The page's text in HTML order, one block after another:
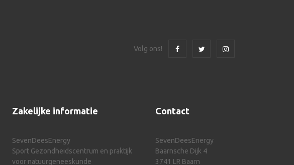
Volg ons!
Zakelijke informatie
SevenDeesEnergy
Sport Gezondheidscentrum en praktijk
voor natuurgeneeskunde
Contact
SevenDeesEnergy
Baarnsche Dijk 4
3741 LR Baarn